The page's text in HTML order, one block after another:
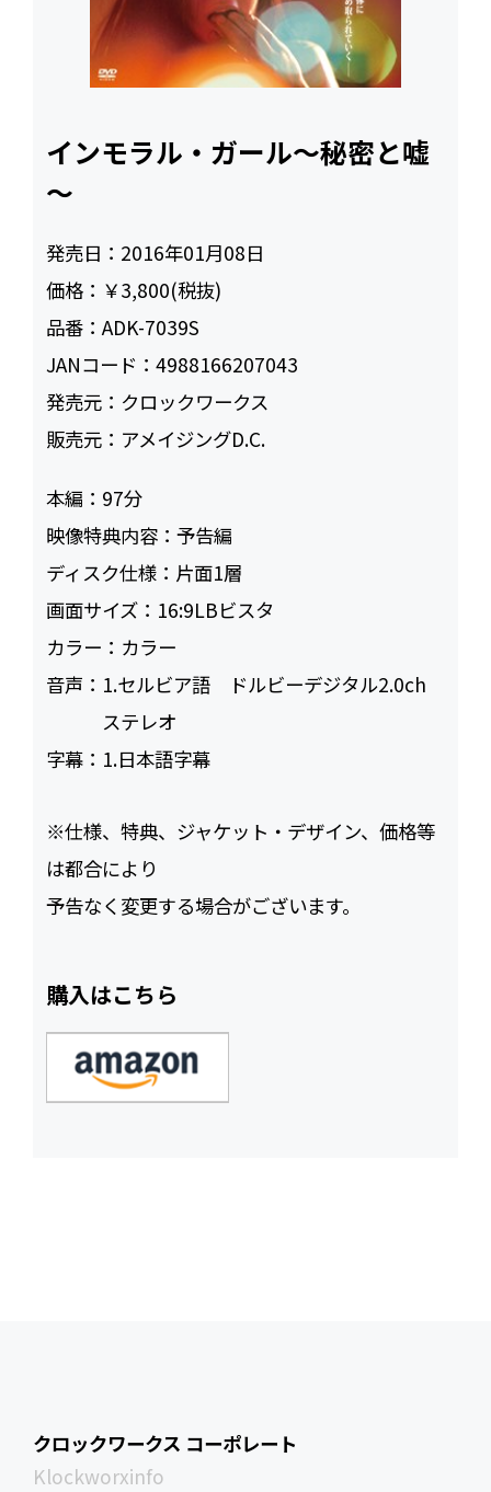
インモラル・ガール～秘密と嘘
～
発売日： 2016年01月08日
価格： ￥3,800(税抜)
品番：ADK-7039S
JANコード：4988166207043
発売元： クロックワークス
販売元： アメイジングD.C.
本編： 97
映像特典内容：予告編
ディスク仕様： 片面1層
画面サイズ： 16:9LBビスタ
カラー： カラー
音声： 1.セルビア語 ドルビーデジタル2.0ch
ステレオ
字幕： 1.日本語字幕
※仕様、特典、ジャケット・デザイン、価格等
は都合により
予告なく変更する場合がございます。
購入はこちら
クロックワークス コーポレート
Klockworxinfo